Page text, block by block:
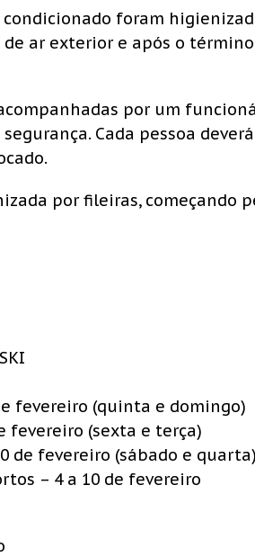
condicionado foram
de ar exterior e após o
por um
Cada pessoa
por fileiras, começando
fevereiro (quinta e domingo)
fevereiro (sexta e terça)
de fevereiro (sábado e quarta)
– 4 a 10 de fevereiro